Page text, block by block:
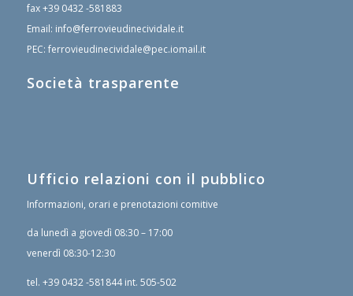
fax+39 0432 -581883
Email: info@ferrovieudinecividale.it
PEC: ferrovieudinecividale@pec.iomail.it
Società trasparente
Ufficio relazioni con il pubblico
Informazioni, orari e prenotazioni comitive
da lunedì a giovedì 08:30 – 17:00
venerdì 08:30-12:30
tel. +39 0432 -581844int. 505-502